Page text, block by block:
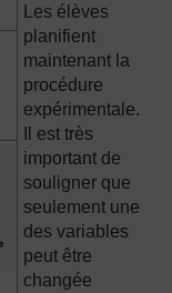
Les élèves
planifient
maintenant la
procédure
expérimentale.
Il est très
important de
souligner que
seulement une
des variables
peut être
changée